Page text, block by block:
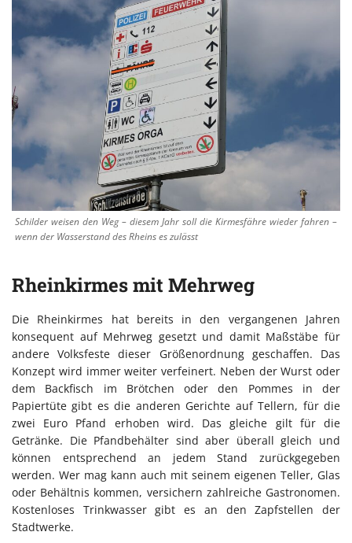
Schilder weisen den Weg – diesem Jahr soll die Kirmesfähre wieder fahren –
wenn der Wasserstand des Rheins es zulässt
Rheinkirmes mit Mehrweg
Die Rheinkirmes hat bereits in den vergangenen Jahren
konsequent auf Mehrweg gesetzt und damit Maßstäbe für
andere Volksfeste dieser Größenordnung geschaffen. Das
Konzept wird immer weiter verfeinert. Neben der Wurst oder
dem Backfisch im Brötchen oder den Pommes in der
Papiertüte gibt es die anderen Gerichte auf Tellern, für die
zwei Euro Pfand erhoben wird. Das gleiche gilt für die
Getränke. Die Pfandbehälter sind aber überall gleich und
können entsprechend an jedem Stand zurückgegeben
werden. Wer mag kann auch mit seinem eigenen Teller, Glas
oder Behältnis kommen, versichern zahlreiche Gastronomen.
Kostenloses Trinkwasser gibt es an den Zapfstellen der
Stadtwerke.